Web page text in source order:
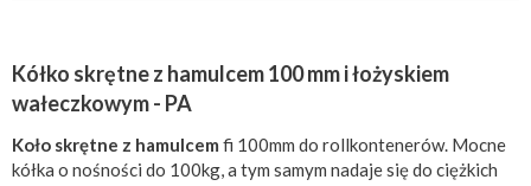
Kółko skrętne z hamulcem 100 mm i łożyskiem
wałeczkowym - PA
Koło skrętne z hamulcem fi 100mm do rollkontenerów. Mocne
kółka o nośności do 100kg, a tym samym nadaje się do ciężkich